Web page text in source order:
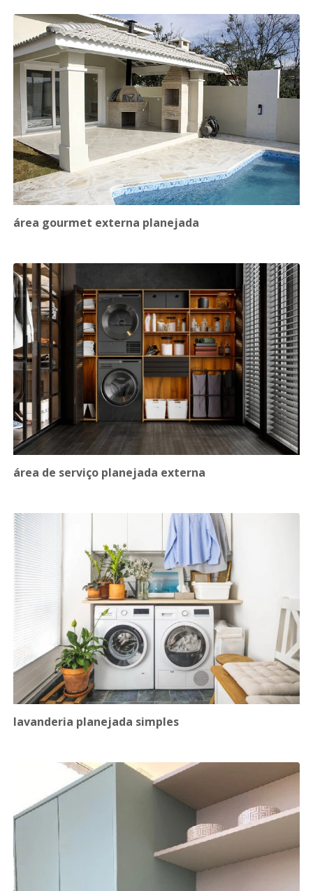
área gourmet externa planejada
área de serviço planejada externa
lavanderia planejada simples